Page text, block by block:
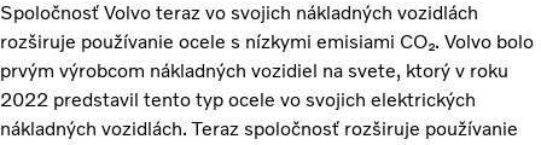
Spoločnosť Volvo teraz vo svojich nákladných vozidlách
rozširuje používanie ocele s nízkymi emisiami CO₂. Volvo bolo
prvým výrobcom nákladných vozidiel na svete, ktorý v roku
2022 predstavil tento typ ocele vo svojich elektrických
nákladných vozidlách. Teraz spoločnosť rozširuje používanie